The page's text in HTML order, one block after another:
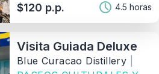
$120 p.p. 4.5 horas
Visita Guiada Deluxe
Blue Curacao Distillery